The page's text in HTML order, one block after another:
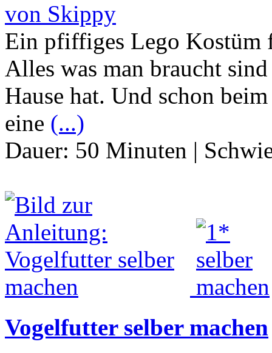
von Skippy
Ein pfiffiges Lego Kostüm
Alles was man braucht
Hause hat. Und schon
eine (...)
Dauer: 50 Minuten |
Vogelfutter selber machen